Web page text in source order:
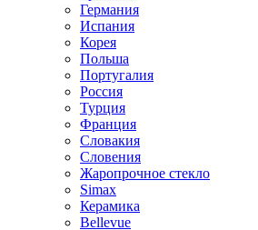
Германия
Испания
Корея
Польша
Португалия
Россия
Турция
Франция
Словакия
Словения
Жаропрочное стекло
Simax
Керамика
Bellevue